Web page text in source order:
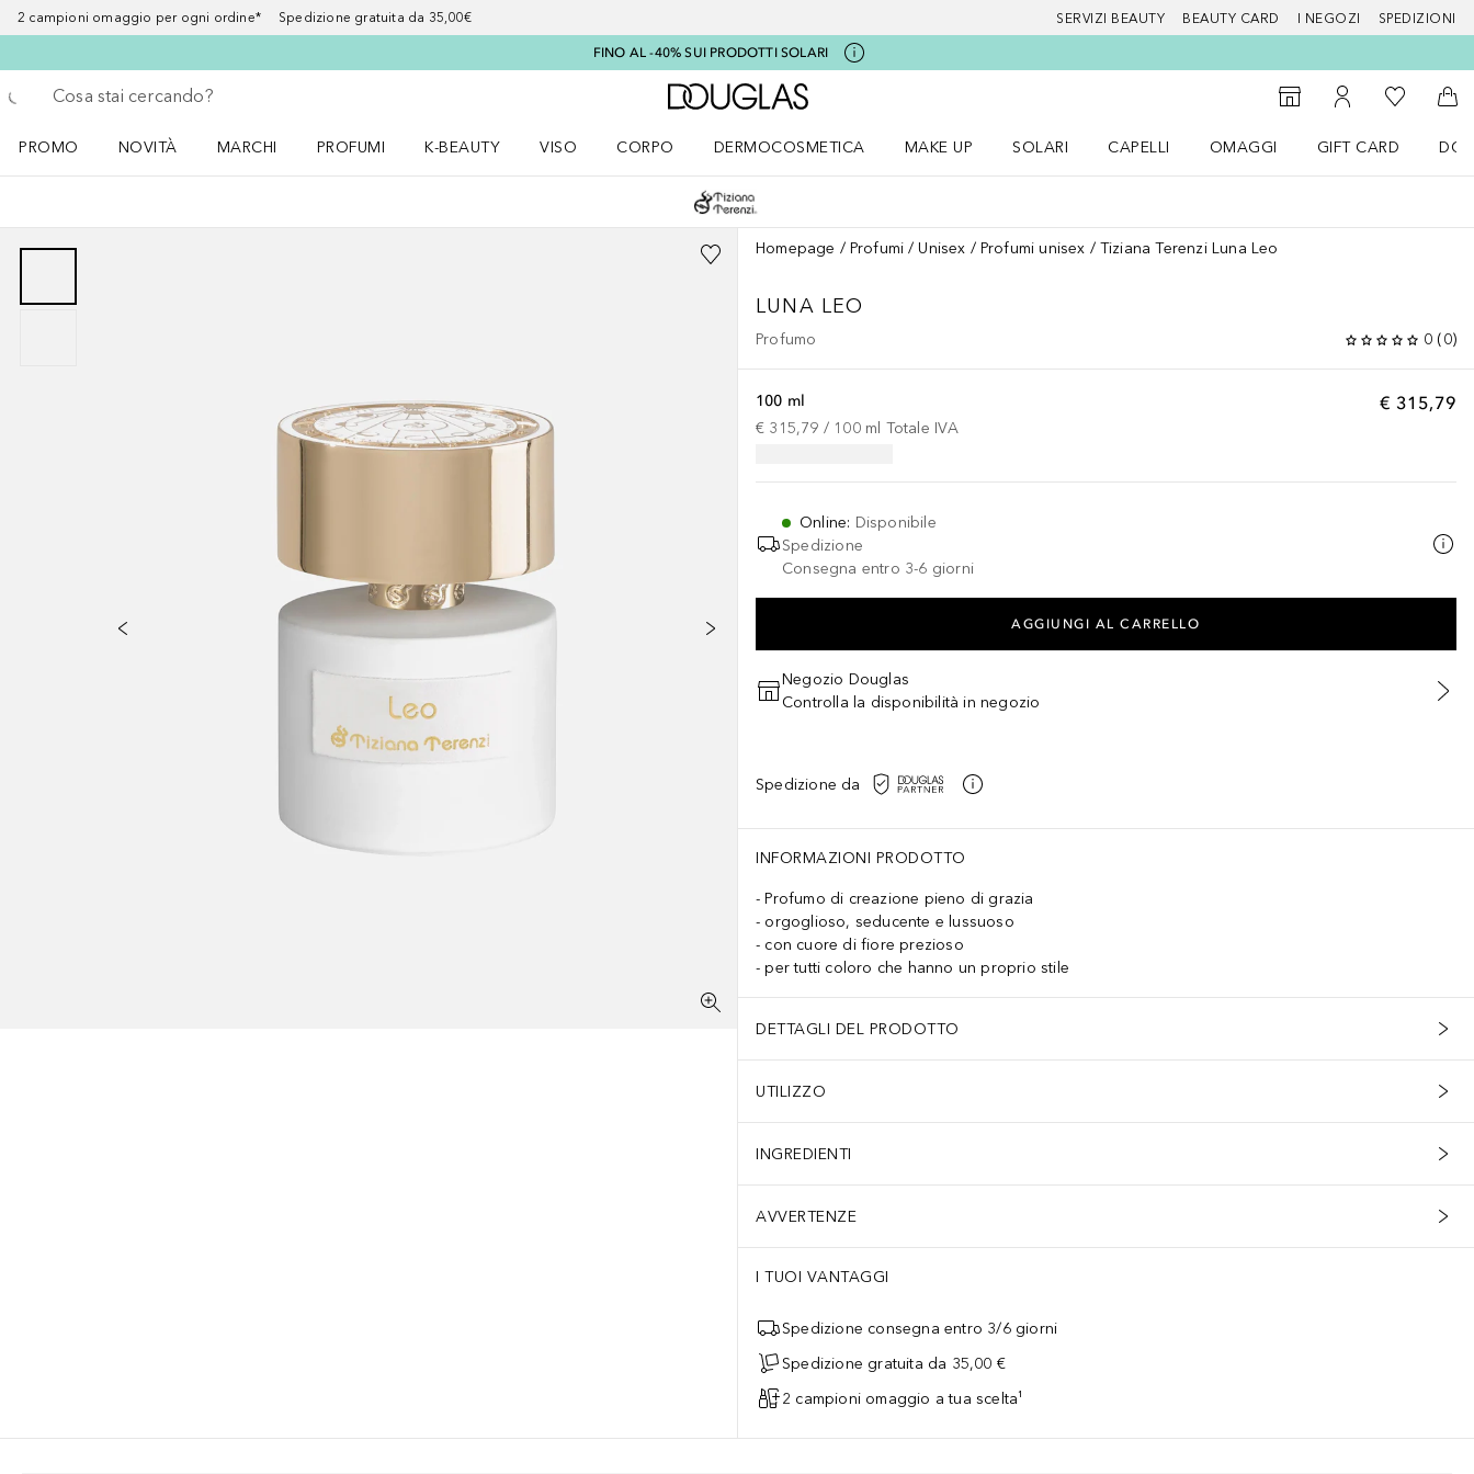
2 campioni omaggio per ogni ordine* Spedizione gratuita da 35,00€ SERVIZI BEAUTY BEAUTY CARD I NEGOZI SPEDIZIONI
FINO AL -40% SUI PRODOTTI SOLARI
Torna indietro
Esegui ricerca
A Douglas Home
StorefinderAl Mio Account
Alla Mia
Al
PROMO
NOVITÀ
MARCHI
PROFUMI
K-BEAUTY
VISO
CORPO
DERMOCOSMETICA
MAKE UP
SOLARI
CAPELLI
OMAGGI
GIFT CARD
Homepage Profumi Unisex Profumi unisex Tiziana Terenzi Luna Leo
LUNA LEO
Profumo 0 (0)
€ 315,79
100 ml
€ 315,79 / 100 ml Totale IVA
Online: Disponibile
Spedizione
Consegna entro 3-6 giorni
AGGIUNGI AL CARRELLO
Negozio Douglas
Controlla la disponibilità in negozio
Spedizione da
INFORMAZIONI PRODOTTO
Profumo di creazione pieno di grazia
orgoglioso, seducente e lussuoso
con cuore di fiore prezioso
per tutti coloro che hanno un proprio stile
DETTAGLI DEL PRODOTTO
UTILIZZO
INGREDIENTI
AVVERTENZE
I TUOI VANTAGGI
Spedizione consegna entro 3/6 giorni
Spedizione gratuita da 35,00 €
2 campioni omaggio a tua scelta¹